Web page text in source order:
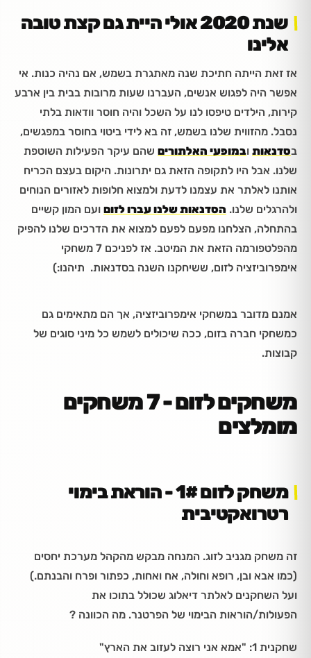
שנת 2020 אולי היית גם קצת טובה
אלינו
אז זאת הייתה חתיכת שנה מאתגרת בשמש, אם נהיה כנות. אי
אפשר היה לפגוש אנשים, העברנו שעות מרובות בבית בין ארבע
קירות, הילדים טיפסו לנו על השכל והיה חוסר וודאות בלתי
נסבל. מהזווית שלנו בשמש, זה בא לידי ביטוי בחוסר במפגשים,
בסדנאות ובמופעי האלתורים שהם עיקר הפעילות השוטפת
שלנו. אבל היו לתקופה הזאת גם יתרונות. היקום בעצם הכריח
אותנו לאלתר את עצמנו לדעת ולמצוא חלופות לאזורים הנוחים
ולהרגלים שלנו. הסדנאות שלנו עברו לזום ועם המון קשיים
בהתחלה, הצלחנו מפעם לפעם למצוא את הדרכים שלנו להפיק
מהפלטפורמה הזאת את המיטב. אז לפניכם 7 משחקי
אימפרוביזציה לזום, ששיחקנו השנה בסדנאות. תיהנו:)
אמנם מדובר במשחקי אימפרוביזציה, אך הם מתאימים גם
כמשחקי חברה בזום, ככה שיכולים לשמש כל מיני סוגים של
קבוצות.
משחקים לזום - 7 משחקים
מומלצים
משחק לזום 1# - הוראת בימוי
רטרואקטיבית
זה משחק מגניב לזוג. המנחה מבקש מהקהל מערכת יחסים
(כמו אבא ובן, רופא וחולה, אח ואחות, כפתור ופרח והבנתם.)
ועל השחקנים לאלתר דיאלוג שכולל בתוכו את
הפעולות/הוראות הבימוי של הפרטנר. מה הכוונה ?
שחקנית 1: "אמא אני רוצה לעזוב את הארץ"